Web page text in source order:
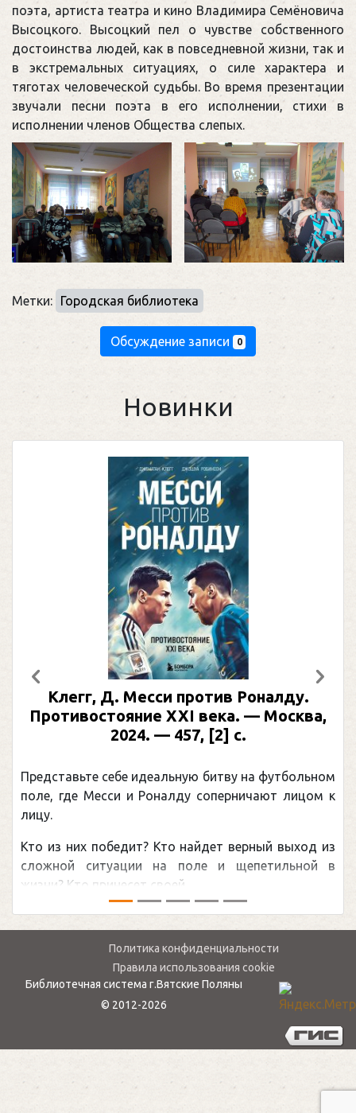
поэта, артиста театра и кино Владимира Семёновича
Высоцкого. Высоцкий пел о чувстве собственного
достоинства людей, как в повседневной жизни, так и
в экстремальных ситуациях, о силе характера и
тяготах человеческой судьбы. Во время презентации
звучали песни поэта в его исполнении, стихи в
исполнении членов Общества слепых.
Метки: Городская библиотека
Обсуждение записи 0
Новинки
Клегг, Д. Месси против Роналду.
Противостояние XXI века. — Москва,
2024. — 457, [2] с.
Представьте себе идеальную битву на футбольном
поле, где Месси и Роналду соперничают лицом к
лицу.
Кто из них победит? Кто найдет верный выход из
сложной ситуации на поле и щепетильной в
жизни? Кто принесет своей ...
Предыдущий
Политика конфиденциальности
Правила использования cookie
Библиотечная система г.Вятские Поляны
© 2012-2026